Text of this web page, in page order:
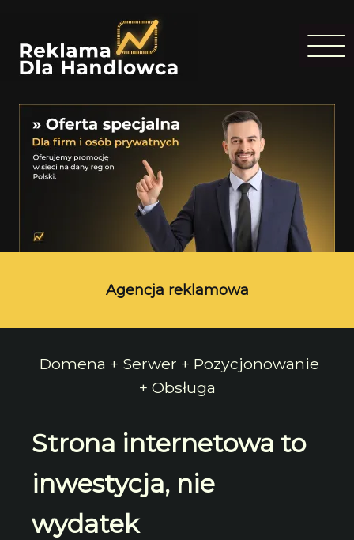
Agencja reklamowa
Domena + Serwer + Pozycjonowanie
+ Obsługa
Strona internetowa to
inwestycja, nie
wydatek